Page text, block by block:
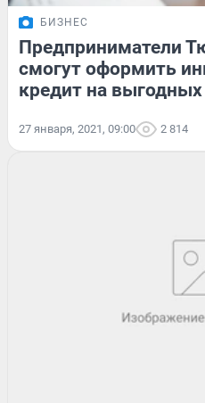
БИЗНЕС
Предприниматели
смогут оформить
кредит на
27 января, 2021, 09:00 2 814